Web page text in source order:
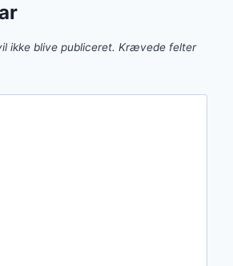
ikke blive publiceret. Krævede felter